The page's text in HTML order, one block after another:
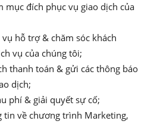
mục đích phục vụ giao dịch của
vụ hỗ trợ & chăm sóc khách
vụ của chúng tôi;
thanh toán & gửi các thông báo
dịch;
phí & giải quyết sự cố;
tin về chương trình Marketing,